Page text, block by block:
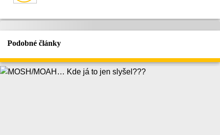
Podobné články